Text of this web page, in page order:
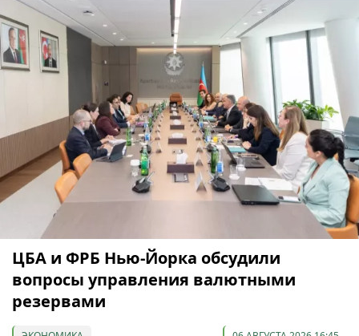
ЦБА и ФРБ Нью-Йорка обсудили
вопросы управления валютными
резервами